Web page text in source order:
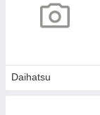
Daihatsu